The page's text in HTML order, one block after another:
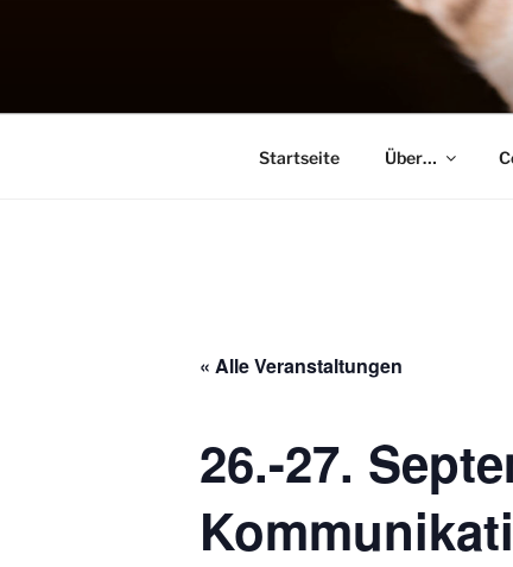
MENSCH
Training, Seminare,
Startseite Über…
« Alle Veranstaltungen
26.-27.